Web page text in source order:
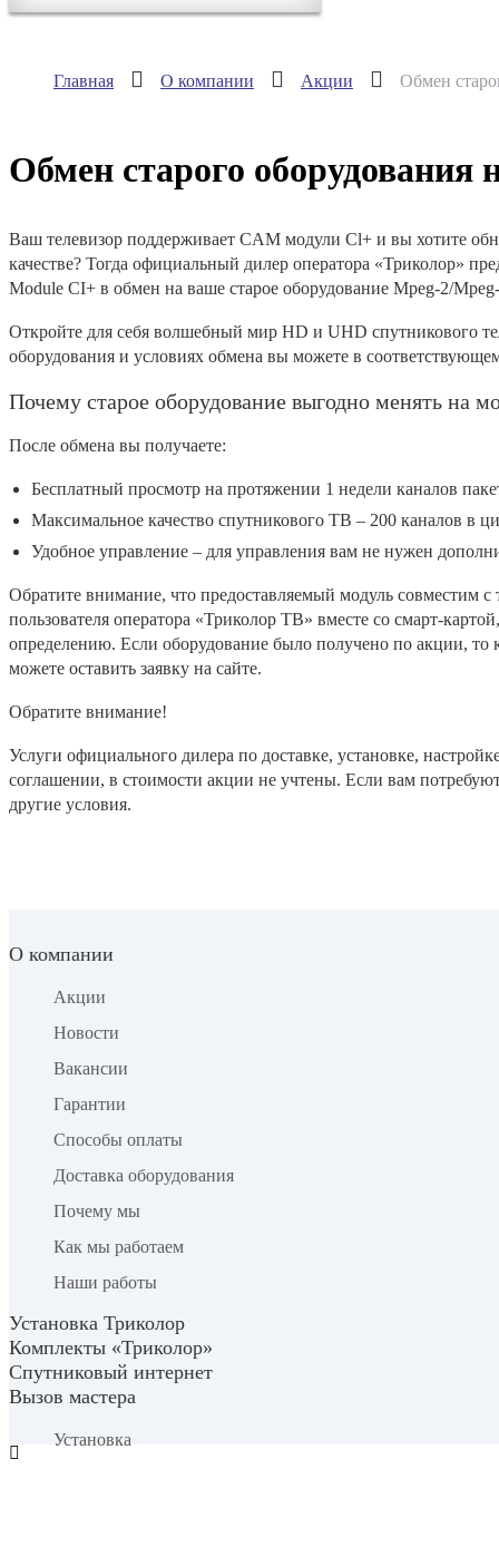
Главная О компании Акции Обмен
Обмен старого
Ваш телевизор поддерживает CAM модули Cl+ и вы хотите
качестве? Тогда официальный дилер оператора «Триколор»
Module CI+ в обмен на ваше старое оборудование Mpeg-2/
Откройте для себя волшебный мир HD и UHD спутникового
оборудования и условиях обмена вы можете в
Почему старое оборудование выгодно менять на
После обмена вы получаете:
Бесплатный просмотр на протяжении 1 недели каналов
Максимальное качество спутникового ТВ – 200 каналов в
Удобное управление – для управления вам не нужен
Обратите внимание, что предоставляемый модуль совместим
пользователя оператора «Триколор ТВ» вместе со смарт-
определению. Если оборудование было получено по акции, то
можете оставить заявку на сайте.
Обратите внимание!
Услуги официального дилера по доставке, установке,
соглашении, в стоимости акции не учтены. Если вам
другие условия.
О компании
Акции
Новости
Вакансии
Гарантии
Способы оплаты
Доставка оборудования
Почему мы
Как мы работаем
Наши работы
Установка Триколор
Комплекты «Триколор»
Спутниковый интернет
Вызов мастера
Установка